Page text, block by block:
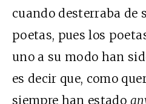
cuando desterraba de
poetas, pues los
uno a su modo han
es decir que, como
siempre han estado